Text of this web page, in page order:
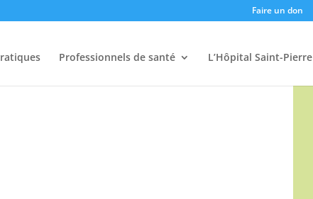
Faire un don
Professionnels de santé L’Hôpital Saint-Pierre